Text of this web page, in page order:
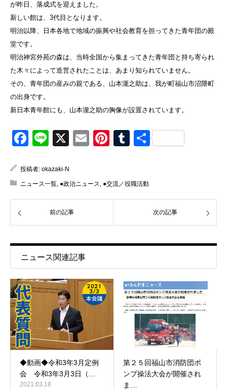
が昨日、落成式を迎えました。
新しい館は、3代目となります。
明治以降、日本各地で地域の振興や社会教育を担ってきた青年団の殿
堂です。
明治神宮外苑の森は、当時全国から集まってきた青年団と持ち寄られ
た木々によって造営されたことは、あまり知られていません。
その、青年団の産みの親である、山本瀧之助は、我が町福山市沼隈町
の出身です。
新日本青年館にも、山本瀧之助の胸像が設置されています。
Facebook
Line
X EmailPinterest
Tumblr
共
投稿者: okazaki-N
ニュース一覧, ●政治ニュース, ●交流／役職活動
前の記事 次の記事
ニュース関連記事
◆動画◆令和3年3月定例
会 令和3年3月3日（…
2021.03.18
第２５回福山市消防団ポ
ンプ操法大会が開催され
ま…